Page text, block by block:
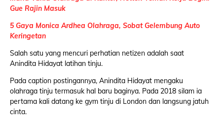
Gue Rajin Masuk
5 Gaya Monica Ardhea Olahraga, Sobat Gelembung Auto
Keringetan
Salah satu yang mencuri perhatian netizen adalah saat
Anindita Hidayat latihan tinju.
Pada caption postingannya, Anindita Hidayat mengaku
olahraga tinju termasuk hal baru baginya. Pada 2018 silam ia
pertama kali datang ke gym tinju di London dan langsung jatuh
cinta.